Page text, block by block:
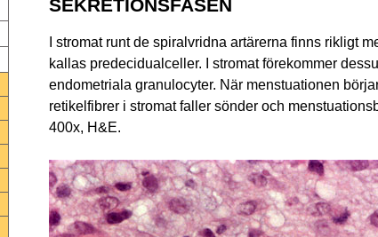
SEKRETIONSFASEN
I stromat runt de spiralvridna artärerna finns rikligt
kallas predecidualceller. I stromat förekommer
endometriala granulocyter. När menstuationen
retikelfibrer i stromat faller sönder och
400x, H&E.